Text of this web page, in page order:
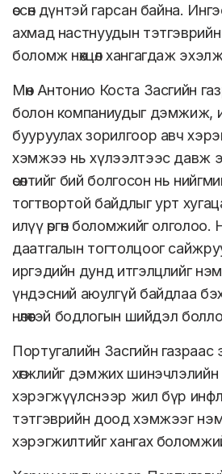
өссөн дүнтэй гарсан байна.
ахмад настнуудын тэтгэврийн
боломж нөхцөл хангагдаж
Мөн Антонио Коста Засгийн
болон компаниудыг дэмжиж,
бууруулах зорилгоор авч
хэмжээ нь хүлээлтээс давж
өсөлтийг бий болгосон нь
тогтвортой байдлыг урт
илүү өргөн боломжийг олголоо.
даатгалын тогтолцоог
иргэдийн дунд итгэлцлийг
үндэсний аюулгүй байдлаа
нөлөөтэй бодлогын шийдэл
Португалийн Засгийн газраас
хөгжлийг дэмжих
хэрэгжүүлснээр жил бүр
тэтгэврийн доод хэмжээг
хэрэгжилтийг хангах